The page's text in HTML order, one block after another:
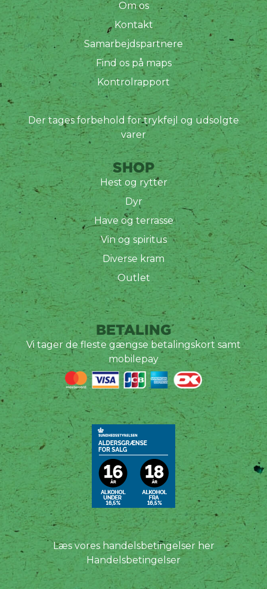
Om os
Kontakt
Samarbejdspartnere
Find os på maps
Kontrolrapport
Der tages forbehold for trykfejl og udsolgte
varer
SHOP
Hest og rytter
Dyr
Have og terrasse
Vin og spiritus
Diverse kram
Outlet
BETALING
Vi tager de fleste gængse betalingskort samt
mobilepay
Læs vores handelsbetingelser her
Handelsbetingelser